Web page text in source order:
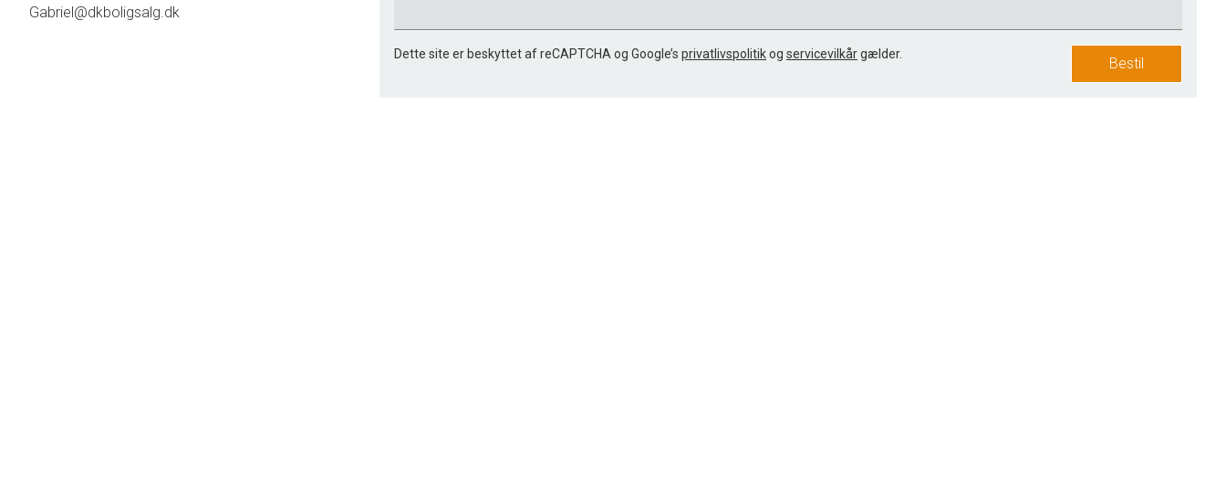
Gabriel@dkboligsalg.dk
Dette site er beskyttet af reCAPTCHA og Google’s privatlivspolitikog servicevilkårgælder.
Bestil